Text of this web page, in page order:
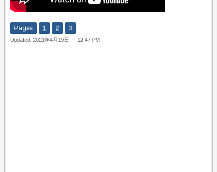
Pages 1 2 3
Updated: 2021年4月19日 — 12:47 PM